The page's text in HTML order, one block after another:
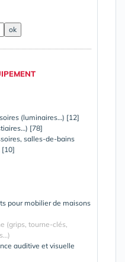
(luminaires…) [12]
[78]
salles-de-bains
[10]
pour mobilier de maisons
(grips, tourne-clés,
auditive et visuelle